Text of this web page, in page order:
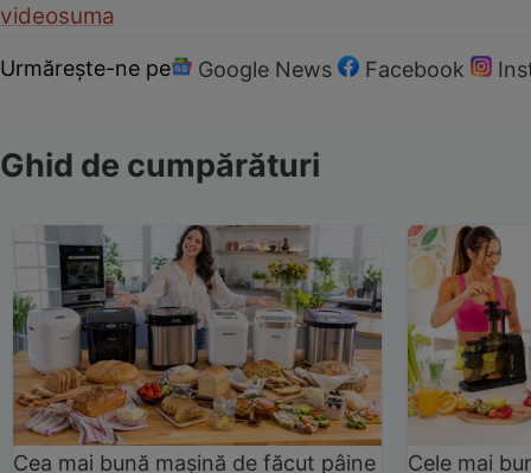
videosuma
Urmărește-ne pe Google News Facebook
Ghid de cumpărături
Cea mai bună mașină de făcut pâine
Cele mai